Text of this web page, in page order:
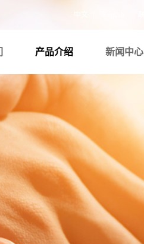
产品介绍 新闻中心